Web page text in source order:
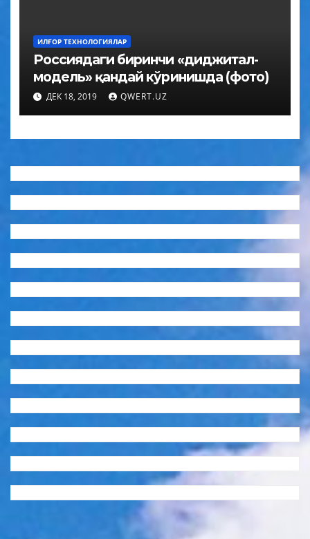
ИЛҒОР ТЕХНОЛОГИЯЛАР
Россиядаги биринчи «диджитал-
модель» қандай кўринишда (фото)
ДЕК 18, 2019 QWERT.UZ